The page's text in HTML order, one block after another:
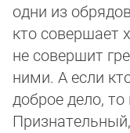
одни из
кто совершает
не совершит
ними. А если
доброе дело,